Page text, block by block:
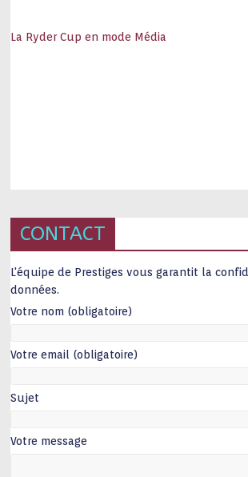
La Ryder Cup en mode Média
CONTACT
L'équipe de Prestiges vous garantit la
données.
Votre nom (obligatoire)
Votre email (obligatoire)
Sujet
Votre message